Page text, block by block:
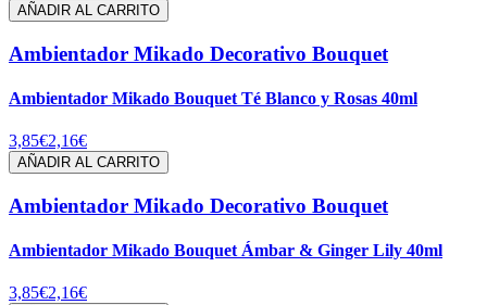
AÑADIR AL CARRITO
Ambientador Mikado Decorativo Bouquet
Ambientador Mikado Bouquet Té Blanco y Rosas 40ml
3,85€2,16€
AÑADIR AL CARRITO
Ambientador Mikado Decorativo Bouquet
Ambientador Mikado Bouquet Ámbar & Ginger Lily 40ml
3,85€2,16€